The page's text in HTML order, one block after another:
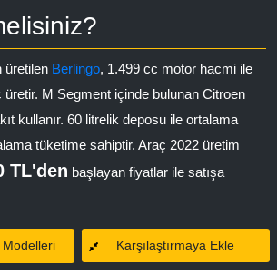
üretilen Berlingo, 1.499 cc motor hacmi ile
üretir. M Segment içinde bulunan Citroen
kullanır. 60 litrelik deposu ile ortalama
tüketime sahiptir. Araç 2022 üretim
TL'den başlayan fiyatlar ile satışa
Karşılaştırmaya Ekle